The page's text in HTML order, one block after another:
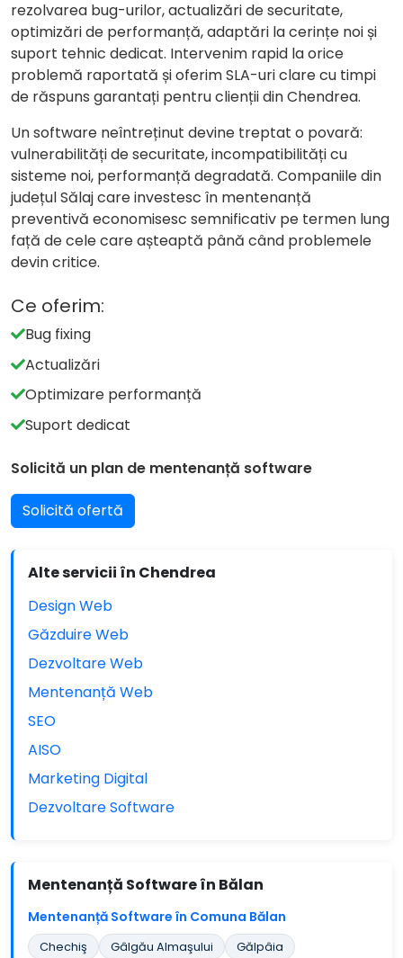
rezolvarea bug-urilor, actualizări de securitate,
optimizări de performanță, adaptări la cerințe noi și
suport tehnic dedicat. Intervenim rapid la orice
problemă raportată și oferim SLA-uri clare cu timpi
de răspuns garantați pentru clienții din Chendrea.
Un software neîntreținut devine treptat o povară:
vulnerabilități de securitate, incompatibilități cu
sisteme noi, performanță degradată. Companiile din
județul Sălaj care investesc în mentenanță
preventivă economisesc semnificativ pe termen lung
față de cele care așteaptă până când problemele
devin critice.
Ce oferim:
Bug fixing
Actualizări
Optimizare performanță
Suport dedicat
Solicită un plan de mentenanță software
Solicită ofertă
Alte servicii în Chendrea
Design Web
Găzduire Web
Dezvoltare Web
Mentenanță Web
SEO
AISO
Marketing Digital
Dezvoltare Software
Mentenanță Software în Bălan
Mentenanță Software în Comuna Bălan
Chechiş Gâlgău Almaşului Gălpâia